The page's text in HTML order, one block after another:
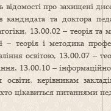
про захищені
кандидата та доктора
13.00.02 – теорія
– теорія і методика
освітою, 13.00.07 –
13.00.10 –
керівникам
цікавиться питаннями